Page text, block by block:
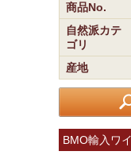
商品No.
自然派カテ
ゴリ
産地
BMO輸入ワ